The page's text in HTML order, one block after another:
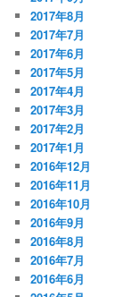
2017年8月
2017年7月
2017年6月
2017年5月
2017年4月
2017年3月
2017年2月
2017年1月
2016年12月
2016年11月
2016年10月
2016年9月
2016年8月
2016年7月
2016年6月